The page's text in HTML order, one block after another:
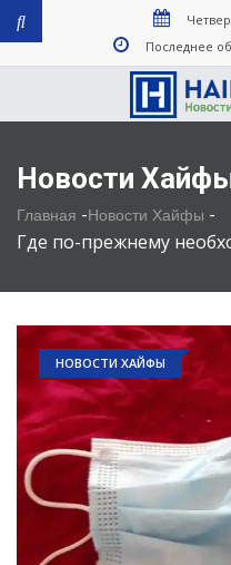
Последнее
Новости
Главная -Новости Хайфы -
Где по-прежнему
НОВОСТИ ХАЙФЫ